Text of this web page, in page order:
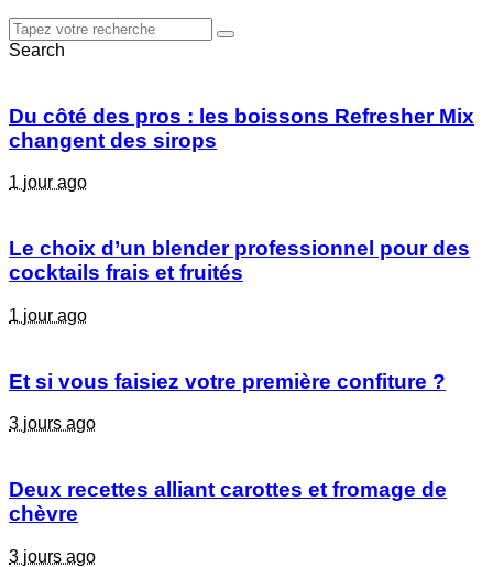
Search
Du côté des pros : les boissons Refresher Mix
changent des sirops
1 jour ago
Le choix d’un blender professionnel pour des
cocktails frais et fruités
1 jour ago
Et si vous faisiez votre première confiture ?
3 jours ago
Deux recettes alliant carottes et fromage de
chèvre
3 jours ago